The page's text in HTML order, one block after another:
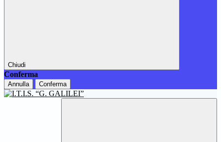
Chiudi
Conferma
Annulla Conferma